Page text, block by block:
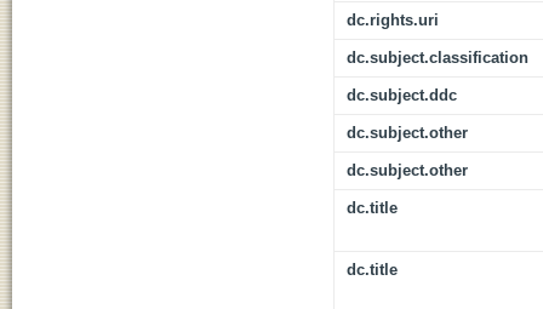
dc.rights.uri
dc.subject.classification
dc.subject.ddc
dc.subject.other
dc.subject.other
dc.title
dc.title